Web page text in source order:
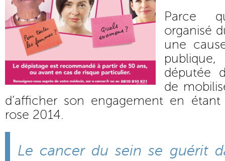
Parce
organisé
une
publique,
députée
de
d’afficher son engagement en étant
rose 2014.
Le cancer du sein se guérit